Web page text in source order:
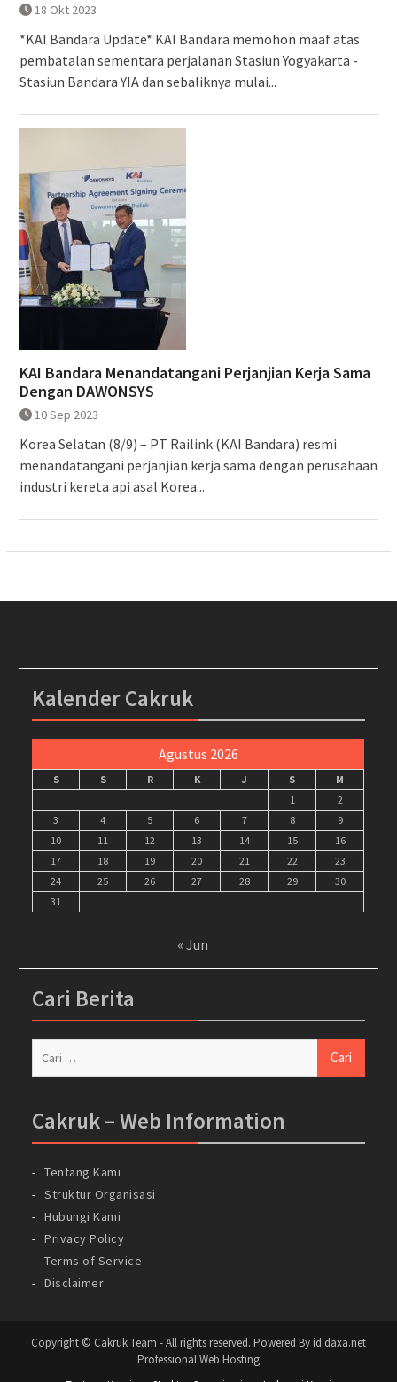
18 Okt 2023
*KAI Bandara Update* KAI Bandara memohon maaf atas
pembatalan sementara perjalanan Stasiun Yogyakarta -
Stasiun Bandara YIA dan sebaliknya mulai...
KAI Bandara Menandatangani Perjanjian Kerja Sama
Dengan DAWONSYS
10 Sep 2023
Korea Selatan (8/9) – PT Railink (KAI Bandara) resmi
menandatangani perjanjian kerja sama dengan perusahaan
industri kereta api asal Korea...
Kalender Cakruk
Agustus 2026
S S R K J S
M
1
2
3
4 5 6 7 8
9
10
11 12 13 14 15
16
17
18 19 20 21 22
23
24
25 26 27 28 29
30
31
« Jun
Cari Berita
Cakruk – Web Information
Tentang Kami
Struktur Organisasi
Hubungi Kami
Privacy Policy
Terms of Service
Disclaimer
Copyright © Cakruk Team - All rights reserved. Powered By id.daxa.net
Professional Web Hosting